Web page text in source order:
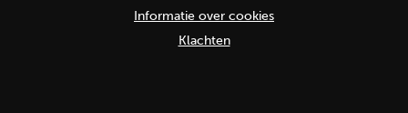
Informatie over cookies
Klachten